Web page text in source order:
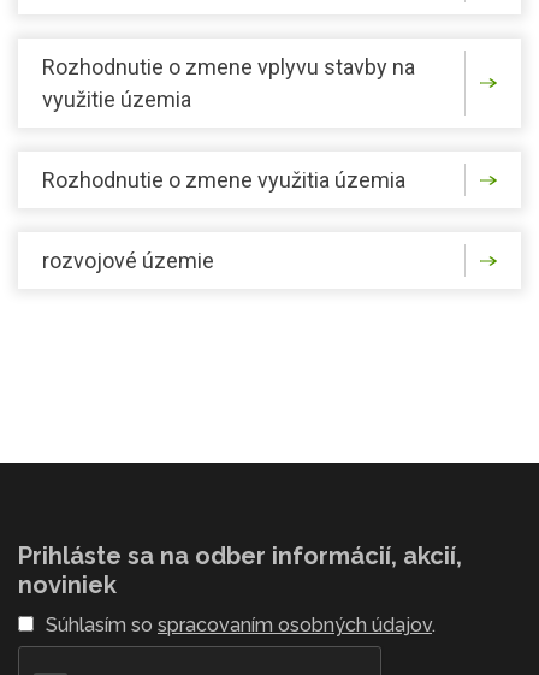
Rozhodnutie o zmene vplyvu stavby na
využitie územia
Rozhodnutie o zmene využitia územia
rozvojové územie
Prihláste sa na odber informácií, akcií,
noviniek
Súhlasím so spracovaním osobných údajov.